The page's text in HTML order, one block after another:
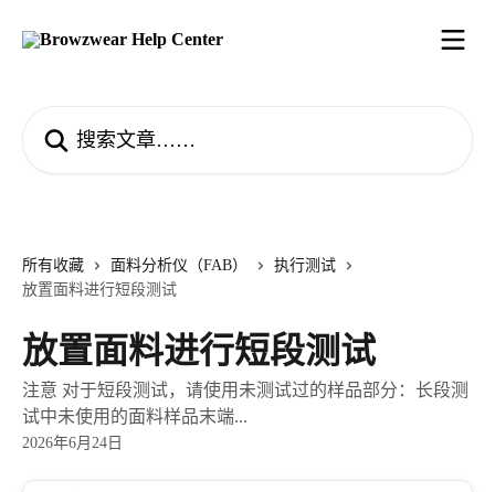
所有收藏 面料分析仪（FAB）
执行测试
放置面料进行短段测试
放置面料进行短段测试
注意 对于短段测试，请使用未测试过的样品部分：长段测
试中未使用的面料样品末端...
2026年6月24日